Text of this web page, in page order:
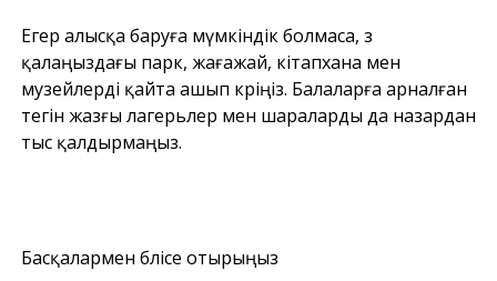
Егер алысқа баруға мүмкіндік болмаса, өз
қалаңыздағы парк, жағажай, кітапхана мен
музейлерді қайта ашып көріңіз. Балаларға арналған
тегін жазғы лагерьлер мен шараларды да назардан
тыс қалдырмаңыз.
Басқалармен бөлісе отырыңыз